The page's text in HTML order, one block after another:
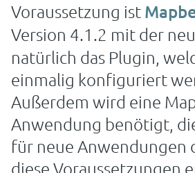
Voraussetzung ist
Version 4.1.2 mit der
natürlich das Plugin,
einmalig konfiguriert
Außerdem wird eine
Anwendung benötigt,
für neue Anwendungen
diese Voraussetzungen